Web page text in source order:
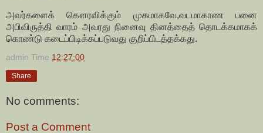
அவர்களைக் கௌரவிக்கும் முகமாகவே,வடமாகாண பனை
அபிவிருத்தி வாரம் அவரது நினைவு தினத்தைத் தொடக்கமாகக்
கொண்டு கடைப்பிடிக்கப்படுவது குறிப்பிடத்தக்கது.
admin Time 12:27:00
Share
No comments:
Post a Comment